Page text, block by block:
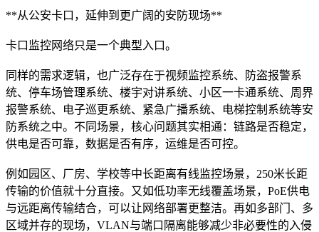
**从公安卡口，延伸到更广阔的安防现场**
卡口监控网络只是一个典型入口。
同样的需求逻辑，也广泛存在于视频监控系统、防盗报警系
统、停车场管理系统、楼宇对讲系统、小区一卡通系统、周界
报警系统、电子巡更系统、紧急广播系统、电梯控制系统等安
防系统之中。不同场景，核心问题其实相通：链路是否稳定，
供电是否可靠，数据是否有序，运维是否可控。
例如园区、厂房、学校等中长距离有线监控场景，250米长距
传输的价值就十分直接。又如低功率无线覆盖场景，PoE供电
与远距离传输结合，可以让网络部署更整洁。再如多部门、多
区域并存的现场，VLAN与端口隔离能够减少非必要性的入侵